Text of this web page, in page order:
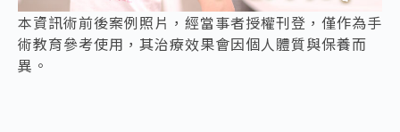
本資訊術前後案例照片，經當事者授權刊登，僅作為手
術教育參考使用，其治療效果會因個人體質與保養而
異。